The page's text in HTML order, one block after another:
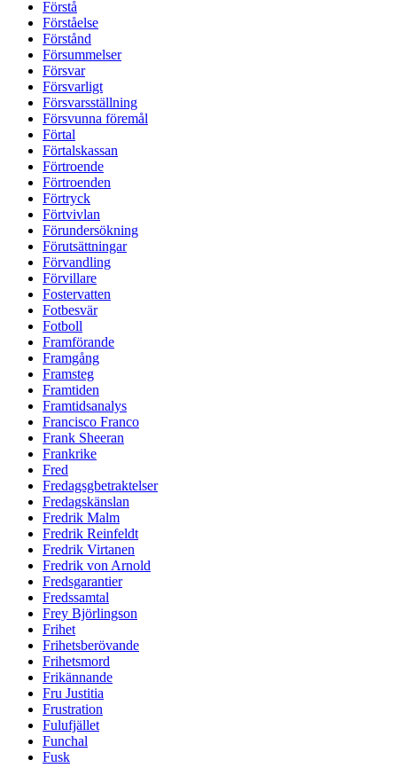
Förstå
Förståelse
Förstånd
Försummelser
Försvar
Försvarligt
Försvarsställning
Försvunna föremål
Förtal
Förtalskassan
Förtroende
Förtroenden
Förtryck
Förtvivlan
Förundersökning
Förutsättningar
Förvandling
Förvillare
Fostervatten
Fotbesvär
Fotboll
Framförande
Framgång
Framsteg
Framtiden
Framtidsanalys
Francisco Franco
Frank Sheeran
Frankrike
Fred
Fredagsgbetraktelser
Fredagskänslan
Fredrik Malm
Fredrik Reinfeldt
Fredrik Virtanen
Fredrik von Arnold
Fredsgarantier
Fredssamtal
Frey Björlingson
Frihet
Frihetsberövande
Frihetsmord
Frikännande
Fru Justitia
Frustration
Fulufjället
Funchal
Fusk